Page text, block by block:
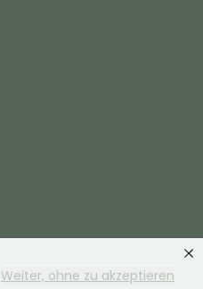
Weiter, ohne zu akzeptieren